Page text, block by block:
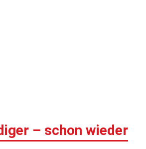
– schon wieder